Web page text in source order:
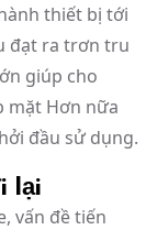
thiết bị tới
đạt ra trơn tru
giúp cho
mặt Hơn nữa
đầu sử dụng.
lại
vấn đề tiến